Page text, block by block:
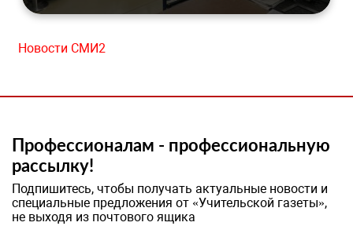
Новости СМИ2
Профессионалам - профессиональную
рассылку!
Подпишитесь, чтобы получать актуальные новости и
специальные предложения от «Учительской газеты»,
не выходя из почтового ящика